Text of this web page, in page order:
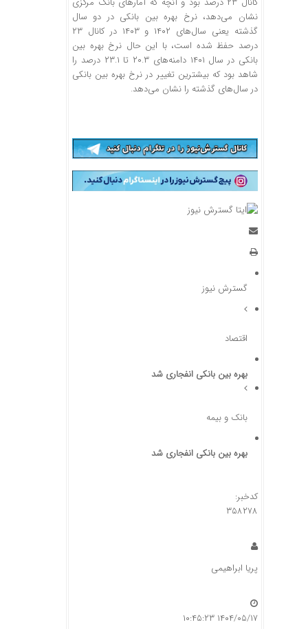
نشان می‌دهد، نرخ بهره بین بانکی در دو سال
گذشته یعنی سال‌های ۱۴۰۲ و ۱۴۰۳ در کانال ۲۳
درصد حفظ شده است، با این حال نرخ بهره بین
بانکی در سال ۱۴۰۱ دامنه‌های ۲۰.۳ تا ۲۳.۱ درصد را
شاهد بود که بیشترین تغییر در نرخ بهره بین بانکی
در سال‌های گذشته را نشان می‌دهد.
گسترش نیوز
اقتصاد
بهره بین بانکی انفجاری شد
بانک و بیمه
بهره بین بانکی انفجاری شد
کدخبر:
۳۵۸۲۷۸
پریا ابراهیمی
۱۴۰۴/۰۵/۱۷ ۱۰:۴۵:۲۳